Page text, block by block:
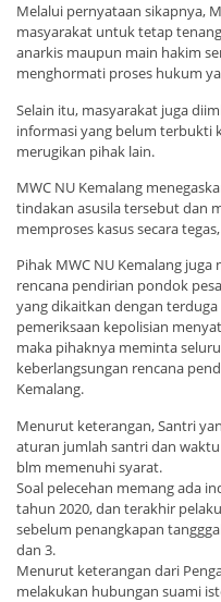
Melalui pernyataan sikapnya,
masyarakat untuk tetap
anarkis maupun main hakim
menghormati proses hukum
Selain itu, masyarakat juga
informasi yang belum terbukti
merugikan pihak lain.
MWC NU Kemalang
tindakan asusila tersebut dan
memproses kasus secara
Pihak MWC NU Kemalang
rencana pendirian pondok
yang dikaitkan dengan
pemeriksaan kepolisian
maka pihaknya meminta
keberlangsungan rencana
Kemalang.
Menurut keterangan, Santri
aturan jumlah santri dan
blm memenuhi syarat.
Soal pelecehan memang ada
tahun 2020, dan terakhir
sebelum penangkapan
dan 3.
Menurut keterangan dari
melakukan hubungan suami